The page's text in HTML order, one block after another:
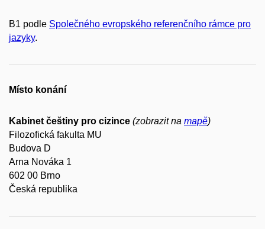
B1 podle Společného evropského referenčního rámce pro
jazyky.
Místo konání
Kabinet češtiny pro cizince (zobrazit na mapě)
Filozofická fakulta MU
Budova D
Arna Nováka 1
602 00 Brno
Česká republika